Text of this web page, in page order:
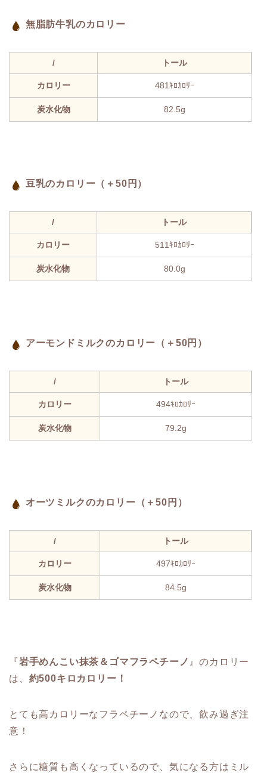
無脂肪牛乳のカロリー
/ トール
カロリー 481ｷﾛｶﾛﾘｰ
炭水化物 82.5g
豆乳のカロリー（＋50円）
/ トール
カロリー 511ｷﾛｶﾛﾘｰ
炭水化物 80.0g
アーモンドミルクのカロリー（＋50円）
/ トール
カロリー 494ｷﾛｶﾛﾘｰ
炭水化物 79.2g
オーツミルクのカロリー（＋50円）
/ トール
カロリー 497ｷﾛｶﾛﾘｰ
炭水化物 84.5g
『岩手めんこい抹茶＆ゴマフラペチーノ 』のカロリー
は、 約500キロカロリー！
とても高カロリーなフラペチーノなので、飲み過ぎ注
意！
さらに糖質も高くなっているので、気になる方はミル